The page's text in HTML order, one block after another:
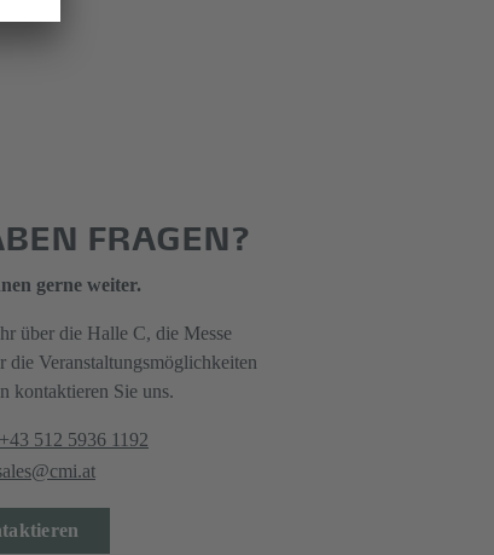
FRAGEN?
gerne weiter.
über die Halle C, die Messe
die Veranstaltungsmöglichkeiten
kontaktieren Sie uns.
+43 512 5936 1192